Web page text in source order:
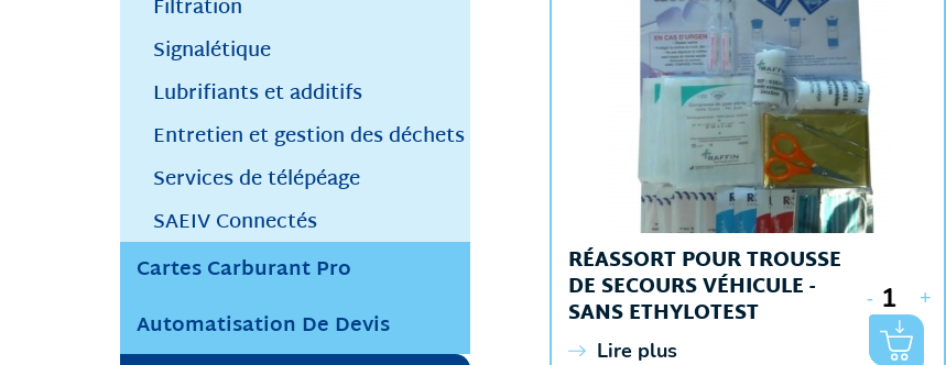
Filtration
Signalétique
Lubrifiants et additifs
Entretien et gestion des déchets
Services de télépéage
SAEIV Connectés
Cartes Carburant Pro
Automatisation De Devis
RÉASSORT POUR TROUSSE
DE SECOURS VÉHICULE -
SANS ETHYLOTEST
Lire plus
- +